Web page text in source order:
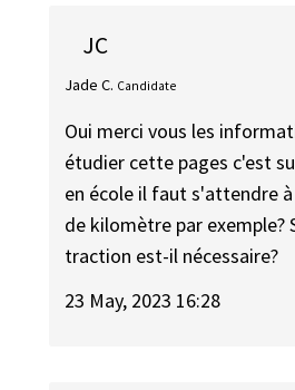
JC
Jade C. Candidate
Oui merci vous les
étudier cette pages c'est
en école il faut s'attendre
de kilomètre par exemple?
traction est-il nécessaire?
23 May, 2023 16:28